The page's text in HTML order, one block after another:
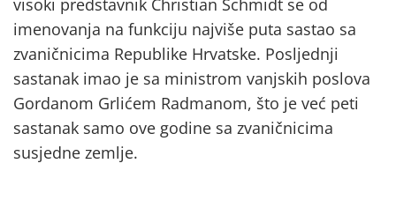
imenovanja na funkciju najviše puta sastao sa
zvaničnicima Republike Hrvatske. Posljednji
sastanak imao je sa ministrom vanjskih poslova
Gordanom Grlićem Radmanom, što je već peti
sastanak samo ove godine sa zvaničnicima
susjedne zemlje.